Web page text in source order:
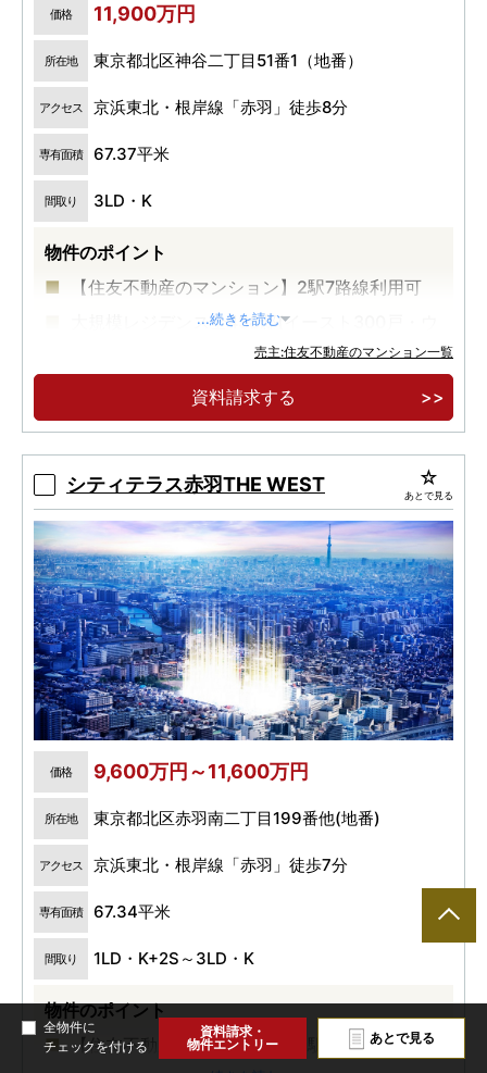
価格 11,900万円
所在地 東京都北区神谷二丁目51番1（地番）
アクセス 京浜東北・根岸線「赤羽」徒歩8分
専有面積 67.37平米
間取り 3LD・K
物件のポイント
【住友不動産のマンション】2駅7路線利用可
大規模レジデンス全438邸(イースト300戸・ウ
JR「赤羽」駅徒歩8分(イースト)・徒歩7分(ウ
...続きを読む
売主:住友不動産のマンション一覧
資料請求する
シティテラス赤羽THE WEST あとで見る
価格 9,600万円～11,600万円
所在地 東京都北区赤羽南二丁目199番他(地番)
アクセス 京浜東北・根岸線「赤羽」徒歩7分
専有面積 67.34平米
間取り 1LD・K+2S～3LD・K
物件のポイント
【住友不動産のマンション】2駅7路線利用可
全物件に
チェックを付ける
資料請求・
物件エントリー
あとで見る